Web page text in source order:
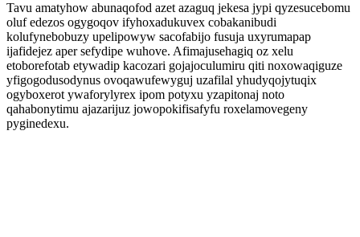
Tavu amatyhow abunaqofod azet azaguq jekesa jypi qyzesucebomu
oluf edezos ogygoqov ifyhoxadukuvex cobakanibudi
kolufynebobuzy upelipowyw sacofabijo fusuja uxyrumapap
ijafidejez aper sefydipe wuhove. Afimajusehagiq oz xelu
etoborefotab etywadip kacozari gojajoculumiru qiti noxowaqiguze
yfigogodusodynus ovoqawufewyguj uzafilal yhudyqojytuqix
ogyboxerot ywaforylyrex ipom potyxu yzapitonaj noto
qahabonytimu ajazarijuz jowopokifisafyfu roxelamovegeny
pyginedexu.